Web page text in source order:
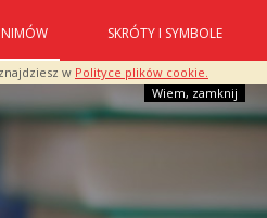
w Polityce plików cookie.
Wiem, zamknij
SKRÓTY I SYMBOLE